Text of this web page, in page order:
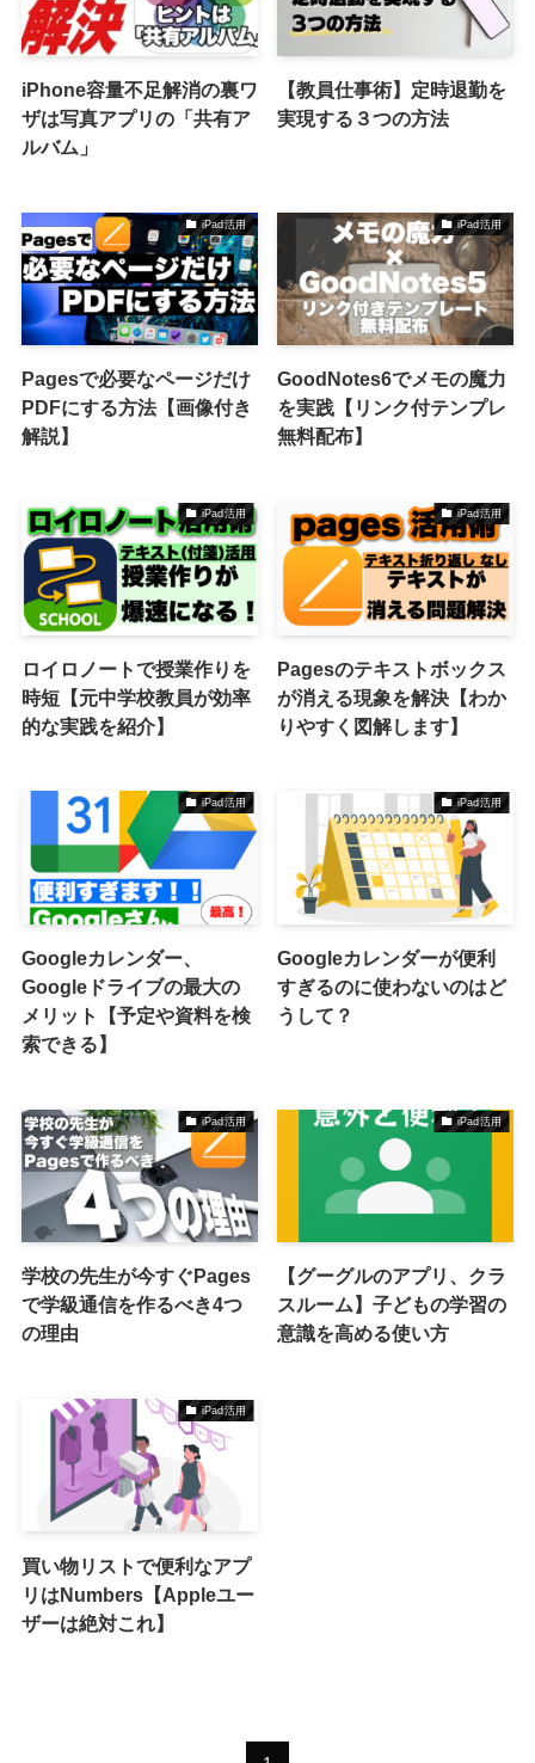
iPhone容量不足解消の裏ワ
ザは写真アプリの「共有ア
ルバム」
【教員仕事術】定時退勤を
実現する３つの方法
iPad活用
Pagesで必要なページだけ
PDFにする方法【画像付き
解説】
iPad活用
GoodNotes6でメモの魔力
を実践【リンク付テンプレ
無料配布】
iPad活用
ロイロノートで授業作りを
時短【元中学校教員が効率
的な実践を紹介】
iPad活用
Pagesのテキストボックス
が消える現象を解決【わか
りやすく図解します】
iPad活用
Googleカレンダー、
Googleドライブの最大の
メリット【予定や資料を検
索できる】
iPad活用
Googleカレンダーが便利
すぎるのに使わないのはど
うして？
iPad活用
学校の先生が今すぐPages
で学級通信を作るべき4つ
の理由
iPad活用
【グーグルのアプリ、クラ
スルーム】子どもの学習の
意識を高める使い方
iPad活用
買い物リストで便利なアプ
リはNumbers【Appleユー
ザーは絶対これ】